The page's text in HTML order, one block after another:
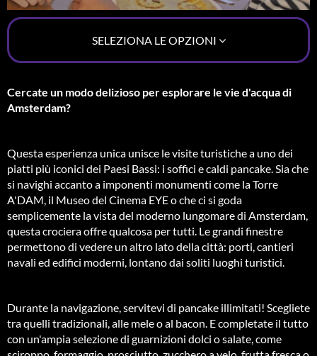
Cercate un modo delizioso per esplorare le vie d'acqua di
Amsterdam?
Questa esperienza unica unisce le visite turistiche a uno dei
piatti più iconici dei Paesi Bassi: i soffici e caldi pancake. Sia che
si navighi accanto a imponenti monumenti come la Torre
A'DAM, il Museo del Cinema EYE o che ci si goda
semplicemente la vista del moderno lungomare di Amsterdam,
questa crociera offre qualcosa per tutti. Le grandi finestre
permettono di vedere un altro lato della città: porti, cantieri
navali ed edifici moderni, lontano dai soliti luoghi turistici.
Durante la navigazione, servitevi di pancake illimitati! Scegliete
tra quelli tradizionali, alle mele o al bacon. E completate il tutto
con un'ampia selezione di guarnizioni dolci o salate, come
SELEZIONA LE OPZIONI